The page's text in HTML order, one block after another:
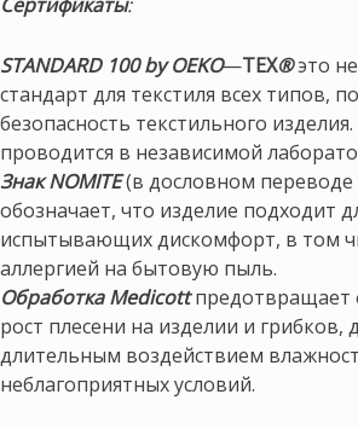
STANDARD 100 by OEKO—TEX®это
стандарт для текстиля всех типов,
безопасность текстильного
проводится в независимой
Знак NOMITE(в дословном переводе
обозначает, что изделие подходит
испытывающих дискомфорт, в том
аллергией на бытовую пыль.
Обработка Medicott
рост плесени на изделии и грибков,
длительным воздействием
неблагоприятных условий.